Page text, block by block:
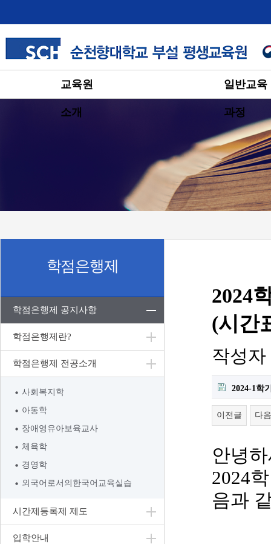
교육원
소개
일반교육
과정
학점은행제
학점은행제 공지사항
학점은행제란?
학점은행제 전공소개
사회복지학
아동학
장애영유아보육교사
체육학
경영학
외국어로서의한국어교육실습
시간제등록제 제도
입학안내
2024
(시간
작성자
2024-1학
이전글 다
안녕
2024
음과